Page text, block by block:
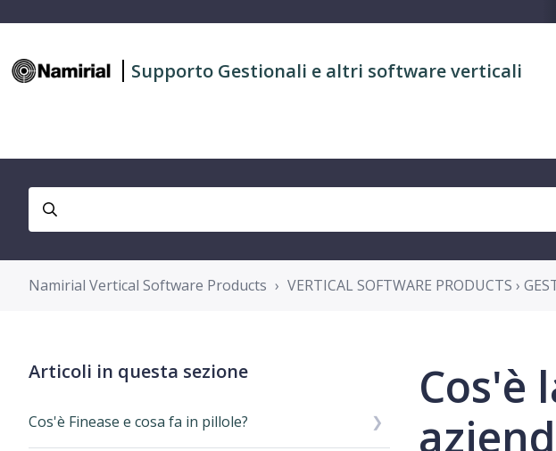
Supporto Gestionali e altri software verticali
Namirial Vertical Software Products VERTICAL SOFTWARE PRODUCTS ›
Articoli in questa sezione
Cos'è Finease e cosa fa in pillole?
Cos'è